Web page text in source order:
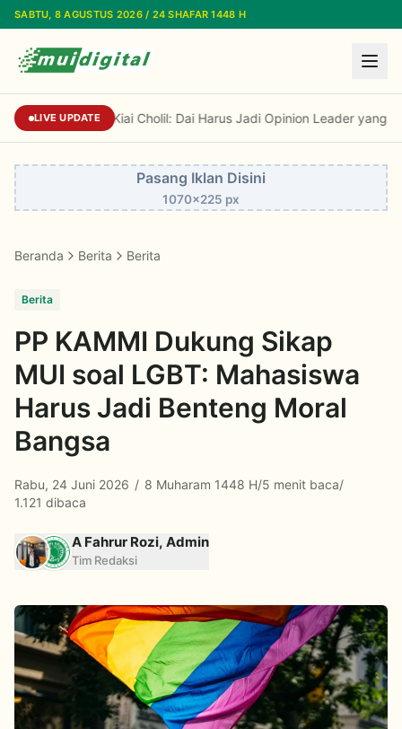
Lewati ke konten utama
SABTU, 8 AGUSTUS 2026 / 24 SHAFAR 1448 H
LIVE UPDATEKiai Cholil: Dai Harus Jadi Opinion Leader yang
Pasang Iklan Disini
1070x225 px
Beranda Berita Berita
Berita
PP KAMMI Dukung Sikap
MUI soal LGBT: Mahasiswa
Harus Jadi Benteng Moral
Bangsa
Rabu, 24 Juni 2026 / 8 Muharam 1448 H/5 menit baca/
1.121 dibaca
A Fahrur Rozi, Admin
Tim Redaksi